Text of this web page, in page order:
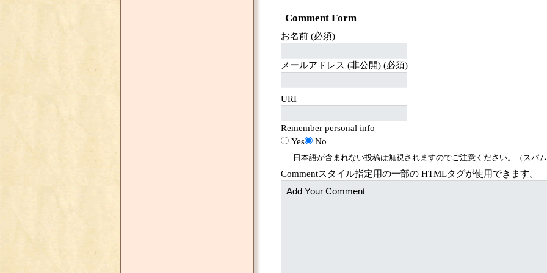
Comment Form
お名前 (必須)
メールアドレス (非公開) (必須)
URI
Remember personal info
Yes
No
日本語が含まれない投稿は無視されますのでご注意ください。（スパ
Commentスタイル指定用の一部の HTMLタグが使用できます。